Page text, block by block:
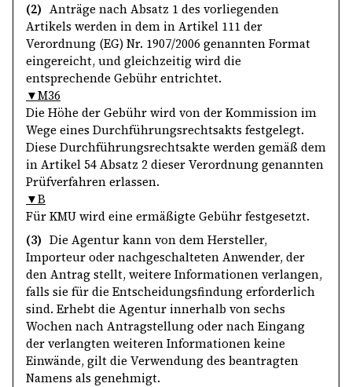
(2) Anträge nach Absatz 1 des vorliegenden
Artikels werden in dem in Artikel 111 der
Verordnung (EG) Nr. 1907/2006 genannten Format
eingereicht, und gleichzeitig wird die
entsprechende Gebühr entrichtet.
▼M36
Die Höhe der Gebühr wird von der Kommission im
Wege eines Durchführungsrechtsakts festgelegt.
Diese Durchführungsrechtsakte werden gemäß dem
in Artikel 54 Absatz 2 dieser Verordnung genannten
Prüfverfahren erlassen.
▼B
Für KMU wird eine ermäßigte Gebühr festgesetzt.
(3) Die Agentur kann von dem Hersteller,
Importeur oder nachgeschalteten Anwender, der
den Antrag stellt, weitere Informationen verlangen,
falls sie für die Entscheidungsfindung erforderlich
sind. Erhebt die Agentur innerhalb von sechs
Wochen nach Antragstellung oder nach Eingang
der verlangten weiteren Informationen keine
Einwände, gilt die Verwendung des beantragten
Namens als genehmigt.